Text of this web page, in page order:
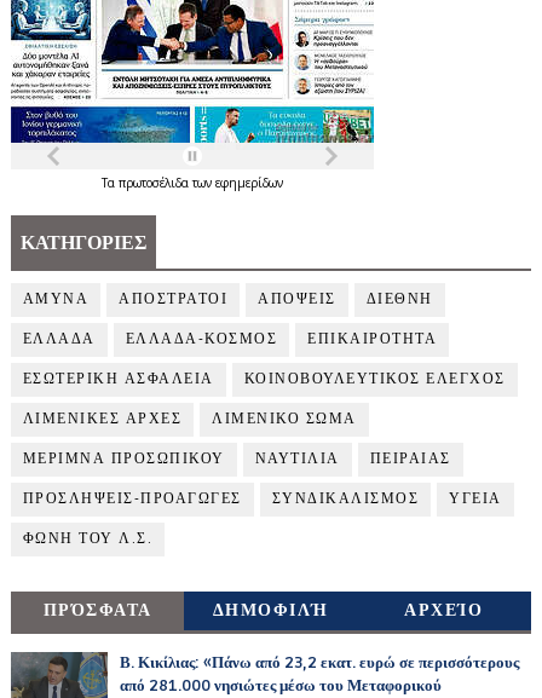
Τα πρωτοσέλιδατων εφημερίδων
ΚΑΤΗΓΟΡΙΕΣ
ΑΜΥΝΑ ΑΠΟΣΤΡΑΤΟΙ ΑΠΟΨΕΙΣ ΔΙΕΘΝΗ
ΕΛΛΑΔΑ ΕΛΛΑΔΑ-ΚΟΣΜΟΣ ΕΠΙΚΑΙΡΟΤΗΤΑ
ΕΣΩΤΕΡΙΚΗ ΑΣΦΑΛΕΙΑ ΚΟΙΝΟΒΟΥΛΕΥΤΙΚΟΣ ΕΛΕΓΧΟΣ
ΛΙΜΕΝΙΚΕΣ ΑΡΧΕΣ ΛΙΜΕΝΙΚΟ ΣΩΜΑ
ΜΕΡΙΜΝΑ ΠΡΟΣΩΠΙΚΟΥ ΝΑΥΤΙΛΙΑ ΠΕΙΡΑΙΑΣ
ΠΡΟΣΛΗΨΕΙΣ-ΠΡΟΑΓΩΓΕΣ ΣΥΝΔΙΚΑΛΙΣΜΟΣ ΥΓΕΙΑ
ΦΩΝΗ ΤΟΥ Λ.Σ.
ΠΡΌΣΦΑΤΑ ΔΗΜΟΦΙΛΉ ΑΡΧΕΊΟ
Β. Κικίλιας: «Πάνω από 23,2 εκατ. ευρώ σε περισσότερους
από 281.000 νησιώτες μέσω του Μεταφορικού